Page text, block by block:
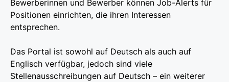
Bewerberinnen und Bewerber können Job-Alerts für
Positionen einrichten, die ihren Interessen
entsprechen.
Das Portal ist sowohl auf Deutsch als auch auf
Englisch verfügbar, jedoch sind viele
Stellenausschreibungen auf Deutsch – ein weiterer